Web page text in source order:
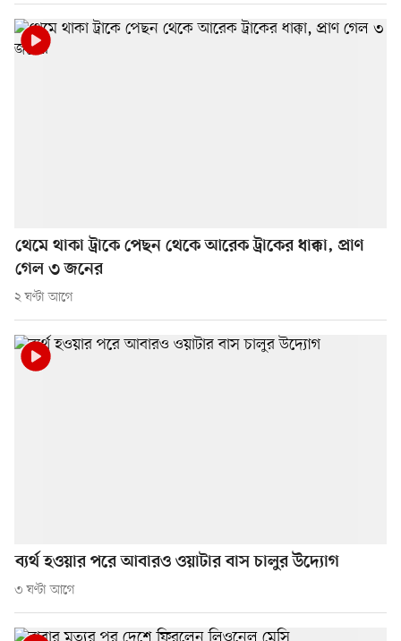
থেমে থাকা ট্রাকে পেছন থেকে আরেক ট্রাকের ধাক্কা, প্রাণ
গেল ৩ জনের
২ ঘণ্টা আগে
ব্যর্থ হওয়ার পরে আবারও ওয়াটার বাস চালুর উদ্যোগ
৩ ঘণ্টা আগে